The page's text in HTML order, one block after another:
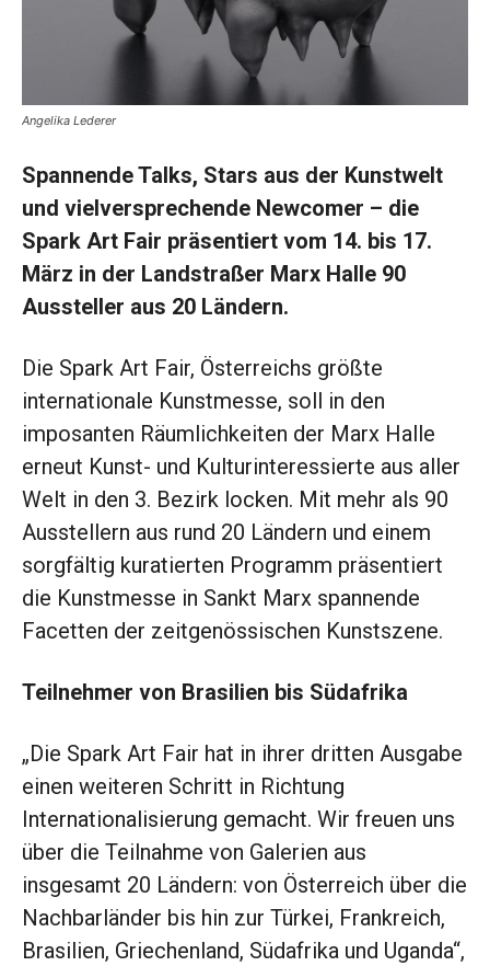
Angelika Lederer
Spannende Talks, Stars aus der Kunstwelt
und vielversprechende Newcomer – die
Spark Art Fair präsentiert vom 14. bis 17.
März in der Landstraßer Marx Halle 90
Aussteller aus 20 Ländern.
Die Spark Art Fair, Österreichs größte
internationale Kunstmesse, soll in den
imposanten Räumlichkeiten der Marx Halle
erneut Kunst- und Kulturinteressierte aus aller
Welt in den 3. Bezirk locken. Mit mehr als 90
Ausstellern aus rund 20 Ländern und einem
sorgfältig kuratierten Programm präsentiert
die Kunstmesse in Sankt Marx spannende
Facetten der zeitgenössischen Kunstszene.
Teilnehmer von Brasilien bis Südafrika
„Die Spark Art Fair hat in ihrer dritten Ausgabe
einen weiteren Schritt in Richtung
Internationalisierung gemacht. Wir freuen uns
über die Teilnahme von Galerien aus
insgesamt 20 Ländern: von Österreich über die
Nachbarländer bis hin zur Türkei, Frankreich,
Brasilien, Griechenland, Südafrika und Uganda“,